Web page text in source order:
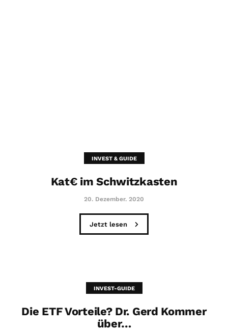
INVEST & GUIDE
Kat€ im Schwitzkasten
20. Dezember. 2020
Jetzt lesen
INVEST-GUIDE
Die ETF Vorteile? Dr. Gerd Kommer
über…